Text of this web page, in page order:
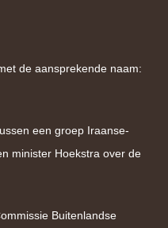
de aansprekende naam:
een groep Iraanse-
minister Hoekstra over de
Buitenlandse